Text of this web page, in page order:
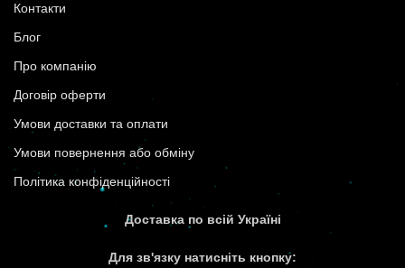
Контакти
Блог
Про компанію
Договір оферти
Умови доставки та оплати
Умови повернення або обміну
Політика конфіденційності
Доставка по всій Україні
Для зв'язку натисніть кнопку: